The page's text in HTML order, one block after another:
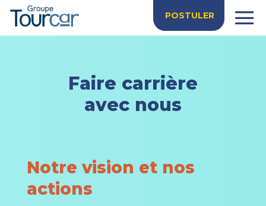
POSTULER
Faire carrière
avec nous
Notre vision et nos
actions